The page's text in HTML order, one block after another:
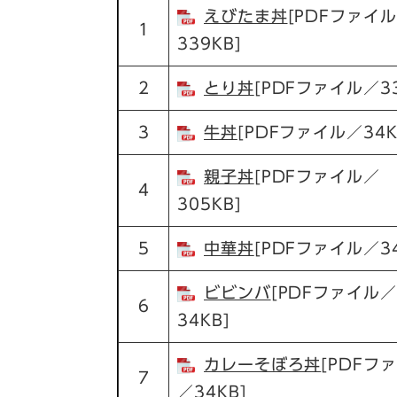
1
えびたま丼 [PDFファイ
339KB]
2 とり丼 [PDFファイル／
3 牛丼 [PDFファイル／
4
親子丼 [PDFファイル／
305KB]
5 中華丼 [PDFファイル／
6
ビビンバ [PDFファイル／
34KB]
7
カレーそぼろ丼 [PDFフ
／34KB]